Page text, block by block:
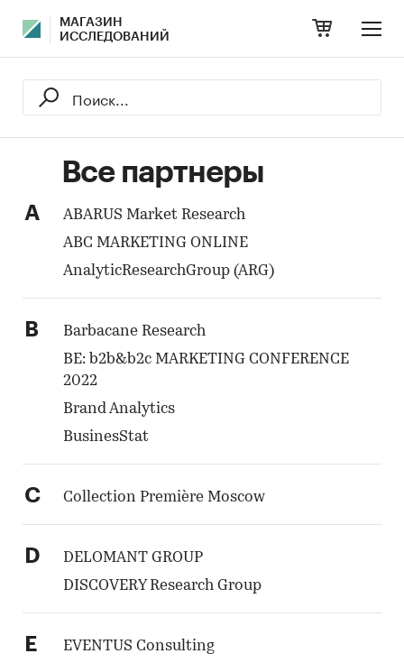
МАГАЗИН
ИССЛЕДОВАНИЙ
Все партнеры
A
ABARUS Market Research
ABC MARKETING ONLINE
AnalyticResearchGroup (ARG)
B
Barbacane Research
BE: b2b&b2c MARKETING CONFERENCE
2022
Brand Analytics
BusinesStat
C Collection Première Moscow
D
DELOMANT GROUP
DISCOVERY Research Group
E EVENTUS Consulting